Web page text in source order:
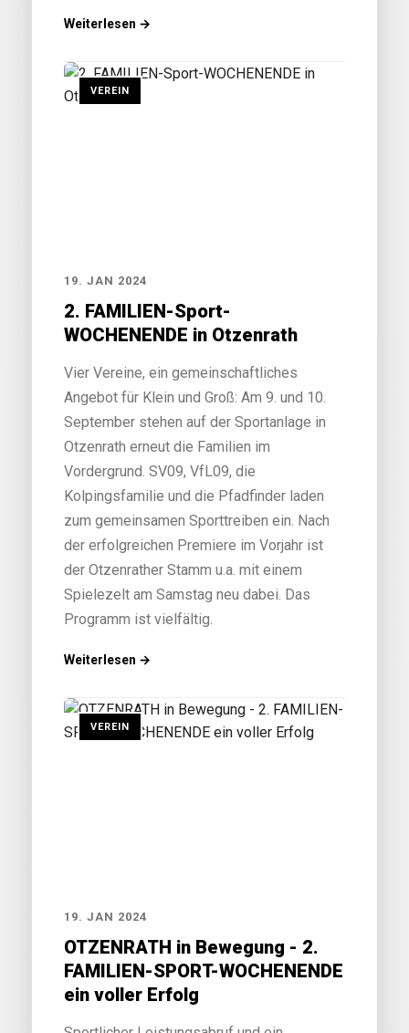
Weiterlesen →
VEREIN
19. JAN 2024
2. FAMILIEN-Sport-
WOCHENENDE in Otzenrath
Vier Vereine, ein gemeinschaftliches
Angebot für Klein und Groß: Am 9. und 10.
September stehen auf der Sportanlage in
Otzenrath erneut die Familien im
Vordergrund. SV09, VfL09, die
Kolpingsfamilie und die Pfadfinder laden
zum gemeinsamen Sporttreiben ein. Nach
der erfolgreichen Premiere im Vorjahr ist
der Otzenrather Stamm u.a. mit einem
Spielezelt am Samstag neu dabei. Das
Programm ist vielfältig.
Weiterlesen →
VEREIN
19. JAN 2024
OTZENRATH in Bewegung - 2.
FAMILIEN-SPORT-WOCHENENDE
ein voller Erfolg